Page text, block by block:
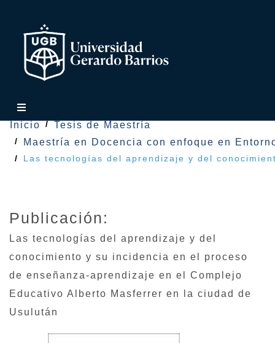
Inicio
Tesis de Maestría
Maestría en Docencia con enfoque en
Las tecnologías del aprendizaje y del
Publicación:
Las tecnologías del aprendizaje y del
conocimiento y su incidencia en el proceso
de enseñanza-aprendizaje en el Complejo
Educativo Alberto Masferrer en la ciudad de
Usulután